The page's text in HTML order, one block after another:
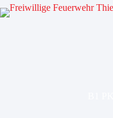
Zum
Inhalt